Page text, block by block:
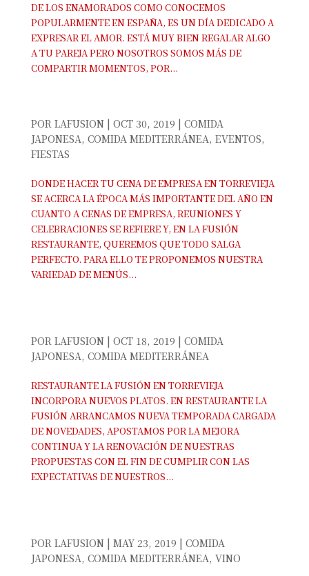
DE LOS ENAMORADOS COMO CONOCEMOS
POPULARMENTE EN ESPAÑA, ES UN DÍA DEDICADO A
EXPRESAR EL AMOR. ESTÁ MUY BIEN REGALAR ALGO
A TU PAREJA PERO NOSOTROS SOMOS MÁS DE
COMPARTIR MOMENTOS, POR...
POR LAFUSION| OCT 30, 2019 | COMIDA
JAPONESA, COMIDA MEDITERRÁNEA, EVENTOS,
FIESTAS
DONDE HACER TU CENA DE EMPRESA EN TORREVIEJA
SE ACERCA LA ÉPOCA MÁS IMPORTANTE DEL AÑO EN
CUANTO A CENAS DE EMPRESA, REUNIONES Y
CELEBRACIONES SE REFIERE Y, EN LA FUSIÓN
RESTAURANTE, QUEREMOS QUE TODO SALGA
PERFECTO. PARA ELLO TE PROPONEMOS NUESTRA
VARIEDAD DE MENÚS...
POR LAFUSION| OCT 18, 2019 | COMIDA
JAPONESA, COMIDA MEDITERRÁNEA
RESTAURANTE LA FUSIÓN EN TORREVIEJA
INCORPORA NUEVOS PLATOS. EN RESTAURANTE LA
FUSIÓN ARRANCAMOS NUEVA TEMPORADA CARGADA
DE NOVEDADES, APOSTAMOS POR LA MEJORA
CONTINUA Y LA RENOVACIÓN DE NUESTRAS
PROPUESTAS CON EL FIN DE CUMPLIR CON LAS
EXPECTATIVAS DE NUESTROS...
POR LAFUSION| MAY 23, 2019 | COMIDA
JAPONESA, COMIDA MEDITERRÁNEA, VINO